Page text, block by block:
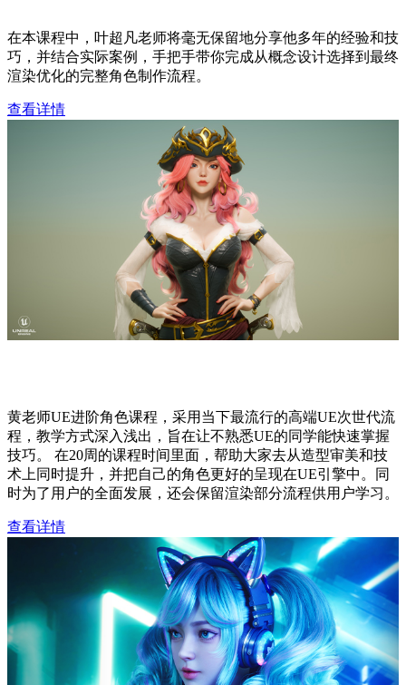
在本课程中，叶超凡老师将毫无保留地分享他多年的经验和技
巧，并结合实际案例，手把手带你完成从概念设计选择到最终
渲染优化的完整角色制作流程。
查看详情
黄老师UE进阶角色课程，采用当下最流行的高端UE次世代流
程，教学方式深入浅出，旨在让不熟悉UE的同学能快速掌握
技巧。 在20周的课程时间里面，帮助大家去从造型审美和技
术上同时提升，并把自己的角色更好的呈现在UE引擎中。同
时为了用户的全面发展，还会保留渲染部分流程供用户学习。
查看详情